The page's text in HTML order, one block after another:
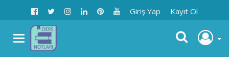
Giriş Yap Kayıt Ol